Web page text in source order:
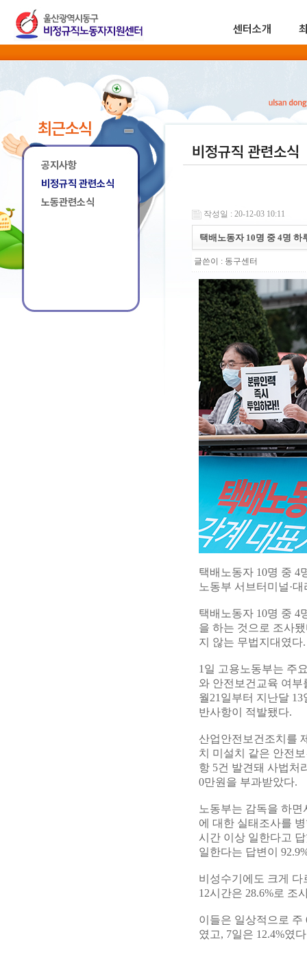
센터소개
최근소식
공지사항
비정규직 관련소식
노동관련소식
비정규직 관련소식
작성일 : 20-12-03 10:11
택배노동자 10명 중 4명 하
글쓴이 : 동구센터
택배노동자 10명 중 4
노동부 서브터미널·
택배노동자 10명 중 4
을 하는 것으로 조사
지 않는 무법지대였다.
1일 고용노동부는 주
와 안전보건교육 여
월21일부터 지난달
반사항이 적발됐다.
산업안전보건조치를
치 미설치 같은 안전
항 5건 발견돼 사법처
0만원을 부과받았다.
노동부는 감독을 하
에 대한 실태조사를
시간 이상 일한다고 답
일한다는 답변이
비성수기에도 크게 다
12시간은 28.6%로 조
이들은 일상적으로 주
였고, 7일은 12.4%였